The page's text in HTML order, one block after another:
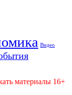
Видео
материалы 16+